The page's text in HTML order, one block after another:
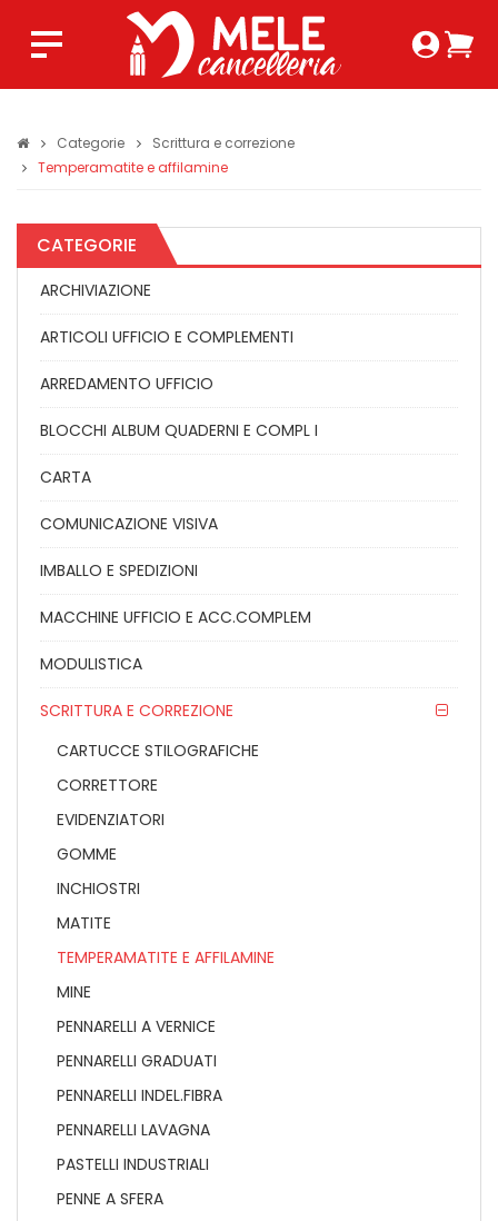
Login
Categorie
Scrittura e correzione
Temperamatite e affilamine
CATEGORIE
ARCHIVIAZIONE
ARTICOLI UFFICIO E COMPLEMENTI
ARREDAMENTO UFFICIO
BLOCCHI ALBUM QUADERNI E COMPL I
CARTA
COMUNICAZIONE VISIVA
IMBALLO E SPEDIZIONI
MACCHINE UFFICIO E ACC.COMPLEM
MODULISTICA
SCRITTURA E CORREZIONE
CARTUCCE STILOGRAFICHE
CORRETTORE
EVIDENZIATORI
GOMME
INCHIOSTRI
MATITE
TEMPERAMATITE E AFFILAMINE
MINE
PENNARELLI A VERNICE
PENNARELLI GRADUATI
PENNARELLI INDEL.FIBRA
PENNARELLI LAVAGNA
PASTELLI INDUSTRIALI
PENNE A SFERA